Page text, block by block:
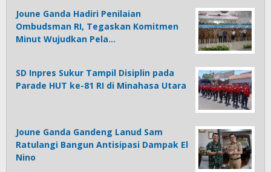
Joune Ganda Hadiri Penilaian
Ombudsman RI, Tegaskan Komitmen
Minut Wujudkan Pela…
SD Inpres Sukur Tampil Disiplin pada
Parade HUT ke-81 RI di Minahasa Utara
Joune Ganda Gandeng Lanud Sam
Ratulangi Bangun Antisipasi Dampak El
Nino